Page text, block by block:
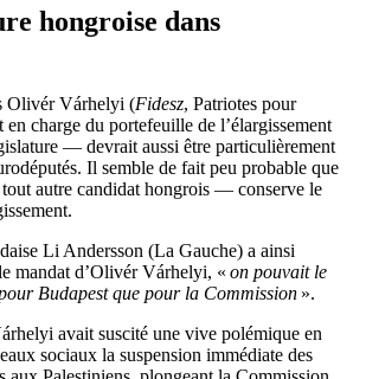
hongroise dans
Olivér Várhelyi (Fidesz, Patriotes pour
charge du portefeuille de l’élargissement
— devrait aussi être particulièrement
Il semble de fait peu probable que
autre candidat hongrois — conserve le
Li Andersson (La Gauche) a ainsi
mandat d’Olivér Várhelyi, « on pouvait le
Budapest que pour la Commission ».
avait suscité une vive polémique en
sociaux la suspension immédiate des